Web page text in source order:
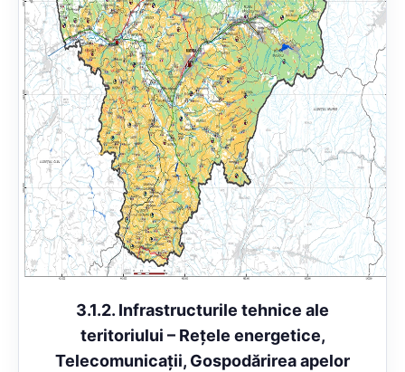
3.1.2. Infrastructurile tehnice ale
teritoriului – Rețele energetice,
Telecomunicații, Gospodărirea apelor